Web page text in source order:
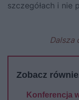
szczegółach i nie
Dalsza
Zobacz
Konferencja